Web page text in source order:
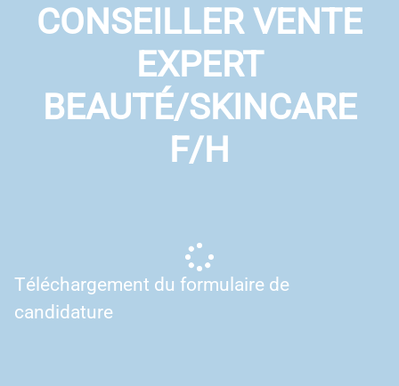
CONSEILLER VENTE
EXPERT
BEAUTÉ/SKINCARE
F/H
Téléchargement du formulaire de
candidature